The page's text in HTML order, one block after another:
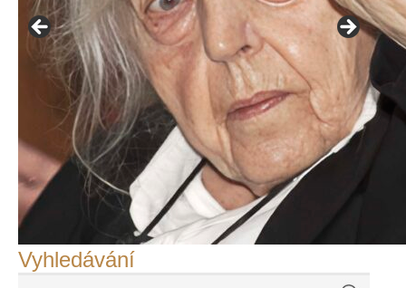
František Skála - film Veřejný prostor
Adriena Šimotová
Richard Štipl v Benátkách
Langweiluv model v Praze
Japanolog Petr Geisler, foto: Petr Šálek
©Frank Kortan,Yellow Shark, portrét Franka Zappy
Nové Svatovítské varhany
Vyhledávání